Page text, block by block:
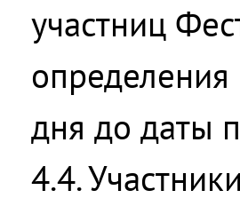
участниц
дня до даты
4.4.